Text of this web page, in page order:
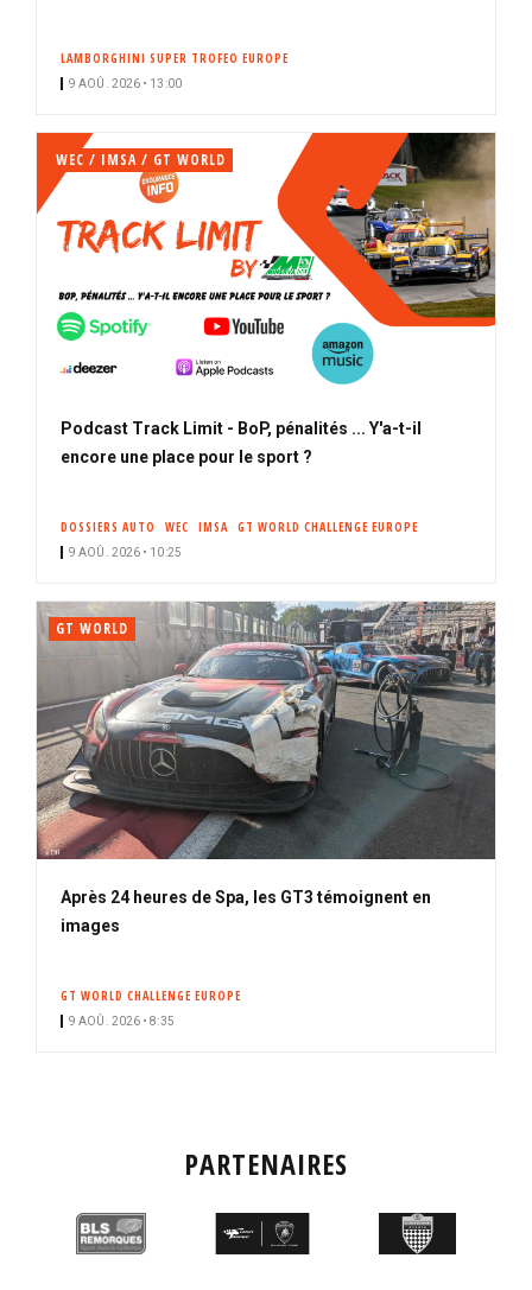
LAMBORGHINI SUPER TROFEO EUROPE
9 AOÛ. 2026 • 13:00
WEC / IMSA / GT WORLD
Podcast Track Limit - BoP, pénalités ... Y'a-t-il
encore une place pour le sport ?
DOSSIERS AUTO WEC IMSA GT WORLD CHALLENGE EUROPE
9 AOÛ. 2026 • 10:25
GT WORLD
Après 24 heures de Spa, les GT3 témoignent en
images
GT WORLD CHALLENGE EUROPE
9 AOÛ. 2026 • 8:35
PARTENAIRES